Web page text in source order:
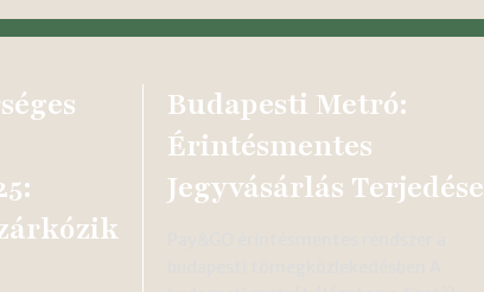
Budapesti Metró:
Érintésmentes
Jegyvásárlás Terjedése